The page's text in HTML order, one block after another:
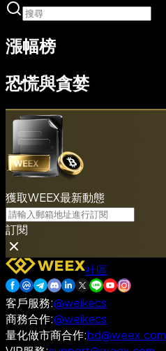
漲幅榜
恐慌與貪婪
獲取WEEX最新動態
訂閱
社區
客戶服務:@weikecs
商務合作:@weikecs
量化做市商合作:bd@weex.com